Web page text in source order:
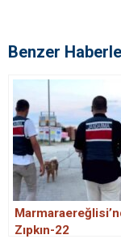
Benzer
Zıpkın-22